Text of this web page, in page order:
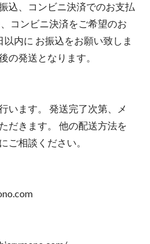
込、コンビニ決済でのお支払
コンビニ決済をご希望のお
内に お振込をお願い致しま
の発送となります。
います。 発送完了次第、メ
だきます。 他の配送方法を
ご相談ください。